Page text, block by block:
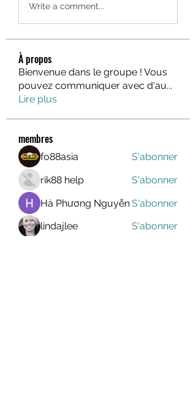
Write a comment...
À propos
Bienvenue dans le groupe ! Vous
pouvez communiquer avec d'au...
Lire plus
membres
fo88asia
S'abonner
rik88 help
S'abonner
Hà Phương NguyễnS'abonner
lindajlee
S'abonner